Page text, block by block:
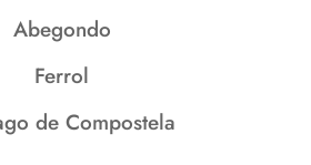
Abegondo
Ferrol
de Compostela